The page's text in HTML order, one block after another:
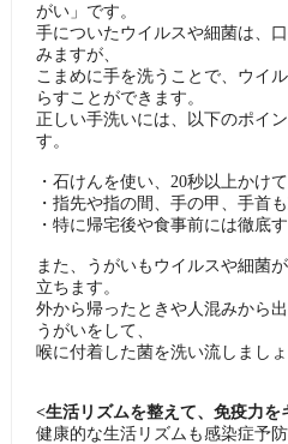
がい」です。
手についたウイルスや細菌は、
みますが、
こまめに手を洗うことで、ウイ
らすことができます。
正しい手洗いには、以下のポイ
す。
・石けんを使い、20秒以上かけ
・指先や指の間、手の甲、手首
・特に帰宅後や食事前には徹底
また、うがいもウイルスや細菌
立ちます。
外から帰ったときや人混みから
うがいをして、
喉に付着した菌を洗い流しましょ
<生活リズムを整えて、免疫力を
健康的な生活リズムも感染症予